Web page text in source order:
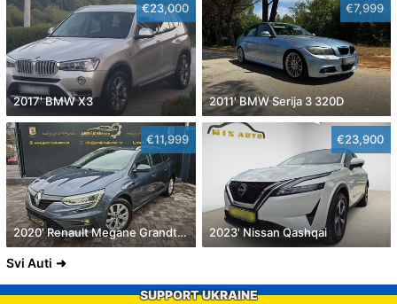
€23,000
2017' BMW X3
€7,999
2011' BMW Serija 3 320D
€11,999
2020' Renault Megane Grandtour Dci 115
€23,900
2023' Nissan Qashqai
Svi Auti
SUPPORT UKRAINE